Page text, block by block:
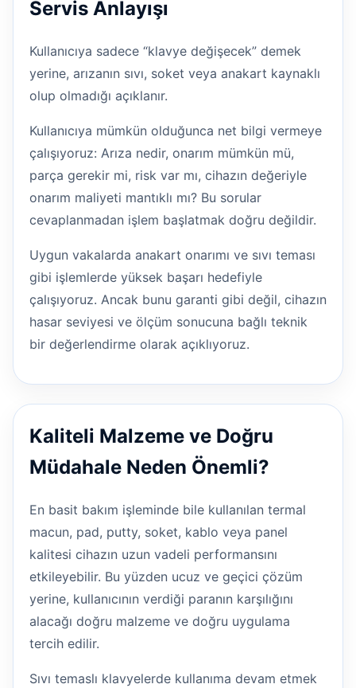
Servis Anlayışı
Kullanıcıya sadece “klavye değişecek” demek
yerine, arızanın sıvı, soket veya anakart kaynaklı
olup olmadığı açıklanır.
Kullanıcıya mümkün olduğunca net bilgi vermeye
çalışıyoruz: Arıza nedir, onarım mümkün mü,
parça gerekir mi, risk var mı, cihazın değeriyle
onarım maliyeti mantıklı mı? Bu sorular
cevaplanmadan işlem başlatmak doğru değildir.
Uygun vakalarda anakart onarımı ve sıvı teması
gibi işlemlerde yüksek başarı hedefiyle
çalışıyoruz. Ancak bunu garanti gibi değil, cihazın
hasar seviyesi ve ölçüm sonucuna bağlı teknik
bir değerlendirme olarak açıklıyoruz.
Kaliteli Malzeme ve Doğru
Müdahale Neden Önemli?
En basit bakım işleminde bile kullanılan termal
macun, pad, putty, soket, kablo veya panel
kalitesi cihazın uzun vadeli performansını
etkileyebilir. Bu yüzden ucuz ve geçici çözüm
yerine, kullanıcının verdiği paranın karşılığını
alacağı doğru malzeme ve doğru uygulama
tercih edilir.
Sıvı temaslı klavyelerde kullanıma devam etmek